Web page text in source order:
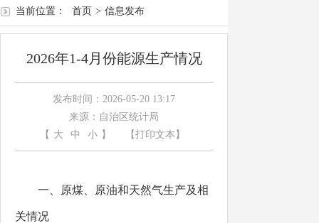
当前位置： 首页 > 信息发布
2026年1-4月份能源生产情况
发布时间：2026-05-20 13:17
来源：自治区统计局
【 大 中 小 】 【打印文本】
一、原煤、原油和天然气生产及相
关情况